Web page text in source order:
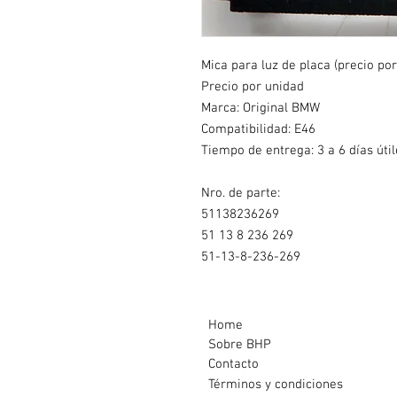
Mica para luz de placa (precio
Precio por unidad
Marca: Original BMW
Compatibilidad: E46
Tiempo de entrega: 3 a 6 días
Nro. de parte:
51138236269
51 13 8 236 269
51-13-8-236-269
Home
Sobre BHP
Contacto
Términos y condiciones